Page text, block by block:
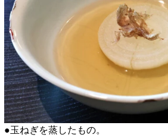
●玉ねぎを蒸したもの。